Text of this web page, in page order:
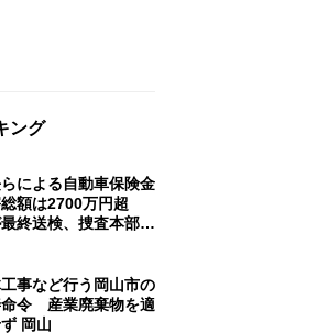
ング
による自動車保険金
額は2700万円超
終送検、捜査本部解
事など行う岡山市の
命令 産業廃棄物を適
岡山